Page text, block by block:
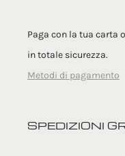
Paga con la tua carta
in totale sicurezza.
Metodi di pagamento
SPEDIZIONI